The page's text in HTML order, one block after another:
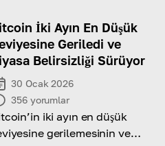
potansiyel etkilerini
İki Ayın En Düşük
Geriledi ve
Belirsizliği Sürüyor
30 Ocak 2026
356 yorumlar
iki ayın en düşük
gerilemesinin ve